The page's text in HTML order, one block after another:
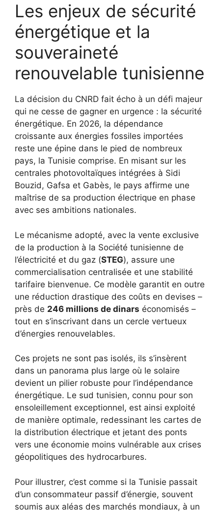
Les enjeux de sécurité
énergétique et la
souveraineté
renouvelable tunisienne
La décision du CNRD fait écho à un défi majeur
qui ne cesse de gagner en urgence : la sécurité
énergétique. En 2026, la dépendance
croissante aux énergies fossiles importées
reste une épine dans le pied de nombreux
pays, la Tunisie comprise. En misant sur les
centrales photovoltaïques intégrées à Sidi
Bouzid, Gafsa et Gabès, le pays affirme une
maîtrise de sa production électrique en phase
avec ses ambitions nationales.
Le mécanisme adopté, avec la vente exclusive
de la production à la Société tunisienne de
l’électricité et du gaz (STEG), assure une
commercialisation centralisée et une stabilité
tarifaire bienvenue. Ce modèle garantit en outre
une réduction drastique des coûts en devises –
près de 246 millions de dinars économisés –
tout en s’inscrivant dans un cercle vertueux
d’énergies renouvelables.
Ces projets ne sont pas isolés, ils s’insèrent
dans un panorama plus large où le solaire
devient un pilier robuste pour l’indépendance
énergétique. Le sud tunisien, connu pour son
ensoleillement exceptionnel, est ainsi exploité
de manière optimale, redessinant les cartes de
la distribution électrique et jetant des ponts
vers une économie moins vulnérable aux crises
géopolitiques des hydrocarbures.
Pour illustrer, c’est comme si la Tunisie passait
d’un consommateur passif d’énergie, souvent
soumis aux aléas des marchés mondiaux, à un